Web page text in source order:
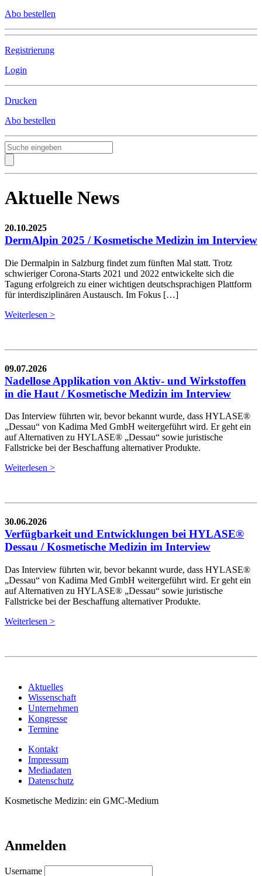
Abo bestellen
Registrierung
Login
Drucken
Abo bestellen
Aktuelle News
20.10.2025
DermAlpin 2025 / Kosmetische Medizin im Interview
Die Dermalpin in Salzburg findet zum fünften Mal statt. Trotz
schwieriger Corona-Starts 2021 und 2022 entwickelte sich die
Tagung erfolgreich zu einer wichtigen deutschsprachigen Plattform
für interdisziplinären Austausch. Im Fokus […]
Weiterlesen >
09.07.2026
Nadellose Applikation von Aktiv- und Wirkstoffen
in die Haut / Kosmetische Medizin im Interview
Das Interview führten wir, bevor bekannt wurde, dass HYLASE®
„Dessau“ von Kadima Med GmbH weitergeführt wird. Er geht ein
auf Alternativen zu HYLASE® „Dessau“ sowie juristische
Fallstricke bei der Beschaffung alternativer Produkte.
Weiterlesen >
30.06.2026
Verfügbarkeit und Entwicklungen bei HYLASE®
Dessau / Kosmetische Medizin im Interview
Das Interview führten wir, bevor bekannt wurde, dass HYLASE®
„Dessau“ von Kadima Med GmbH weitergeführt wird. Er geht ein
auf Alternativen zu HYLASE® „Dessau“ sowie juristische
Fallstricke bei der Beschaffung alternativer Produkte.
Weiterlesen >
Aktuelles
Wissenschaft
Unternehmen
Kongresse
Termine
Kontakt
Impressum
Mediadaten
Datenschutz
Kosmetische Medizin: ein GMC-Medium
Anmelden
Username